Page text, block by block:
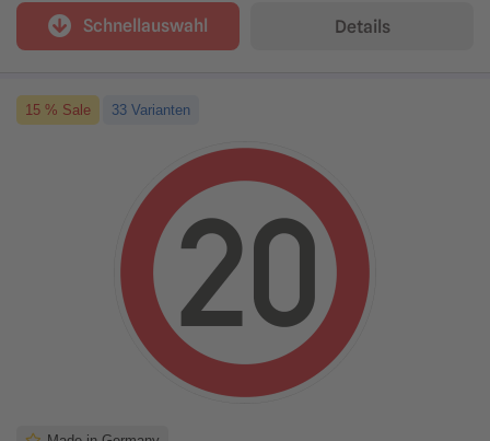
Schnellauswahl Details
15 % Sale 33 Varianten